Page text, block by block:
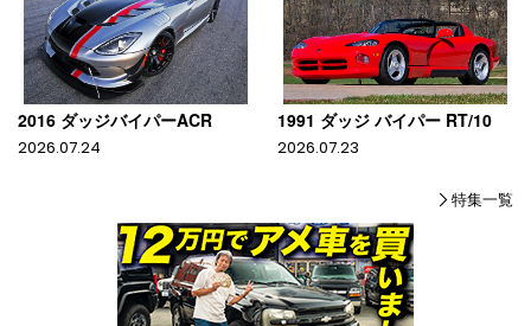
2016 ダッジバイパーACR
2026.07.24
1991 ダッジ バイパー RT/10
2026.07.23
特集一覧